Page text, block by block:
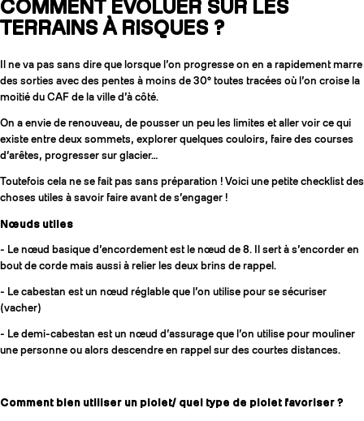
COMMENT ÉVOLUER SUR LES
TERRAINS À RISQUES ?
Il ne va pas sans dire que lorsque l’on progresse on en a rapidement marre
des sorties avec des pentes à moins de 30° toutes tracées où l’on croise la
moitié du CAF de la ville d’à côté.
On a envie de renouveau, de pousser un peu les limites et aller voir ce qui
existe entre deux sommets, explorer quelques couloirs, faire des courses
d’arêtes, progresser sur glacier…
Toutefois cela ne se fait pas sans préparation ! Voici une petite checklist des
choses utiles à savoir faire avant de s’engager !
Nœuds utiles
- Le nœud basique d’encordement est le nœud de 8. Il sert à s’encorder en
bout de corde mais aussi à relier les deux brins de rappel.
- Le cabestan est un nœud réglable que l’on utilise pour se sécuriser
(vacher)
- Le demi-cabestan est un nœud d’assurage que l’on utilise pour mouliner
une personne ou alors descendre en rappel sur des courtes distances.
Comment bien utiliser un piolet/ quel type de piolet favoriser ?